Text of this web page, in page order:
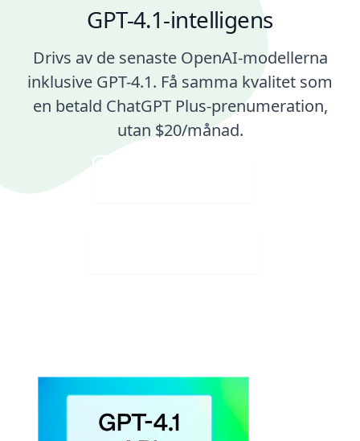
GPT-4.1-intelligens
Drivs av de senaste OpenAI-modellerna
inklusive GPT-4.1. Få samma kvalitet som
en betald ChatGPT Plus-prenumeration,
utan $20/månad.